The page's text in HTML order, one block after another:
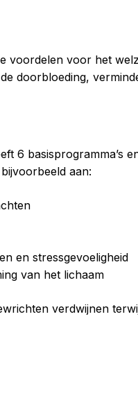
voordelen voor het
doorbloeding,
6 basisprogramma’s
aan:
en stressgevoeligheid
van het lichaam
verdwijnen